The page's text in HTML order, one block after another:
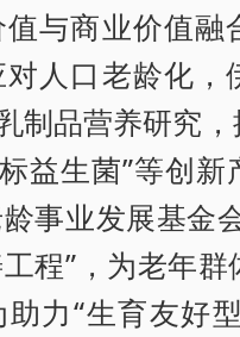
与商业价值融
人口老龄化，
制品营养研究
益生菌”等创新
事业发展基金
程”，为老年群
力“生育友好